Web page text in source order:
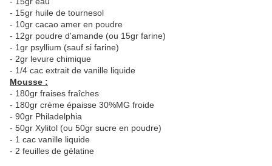
- 15gr huile de tournesol
- 10gr cacao amer en poudre
- 12gr poudre d'amande (ou 15gr farine)
- 1gr psyllium (sauf si farine)
- 2gr levure chimique
- 1/4 cac extrait de vanille liquide
Mousse :
- 180gr fraises fraîches
- 180gr crème épaisse 30%MG froide
- 90gr Philadelphia
- 50gr Xylitol (ou 50gr sucre en poudre)
- 1 cac vanille liquide
- 2 feuilles de gélatine